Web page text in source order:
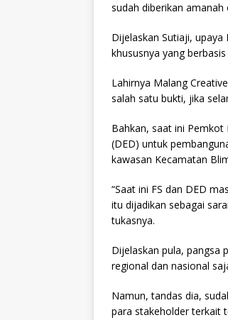
sudah diberikan
Dijelaskan Sutiaji,
khususnya yang
Lahirnya Malang
salah satu bukti, jika
Bahkan, saat ini Pemkot
(DED) untuk
kawasan Kecamatan
“Saat ini FS dan DED
itu dijadikan sebagai
tukasnya.
Dijelaskan pula, pangsa
regional dan nasional
Namun, tandas dia,
para stakeholder terkait